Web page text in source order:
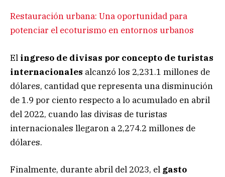
Restauración urbana: Una oportunidad para
potenciar el ecoturismo en entornos urbanos
El ingreso de divisas por concepto de turistas
internacionales alcanzó los 2,231.1 millones de
dólares, cantidad que representa una disminución
de 1.9 por ciento respecto a lo acumulado en abril
del 2022, cuando las divisas de turistas
internacionales llegaron a 2,274.2 millones de
dólares.
Finalmente, durante abril del 2023, el gasto